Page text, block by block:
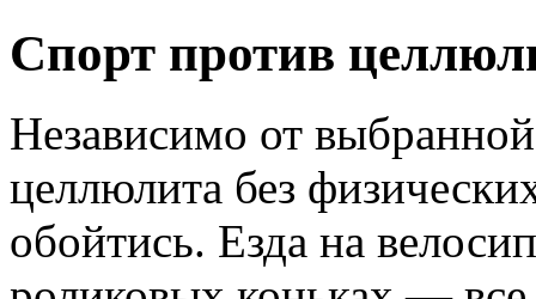
Спорт против
Независимо от
целлюлита без
обойтись. Езда на